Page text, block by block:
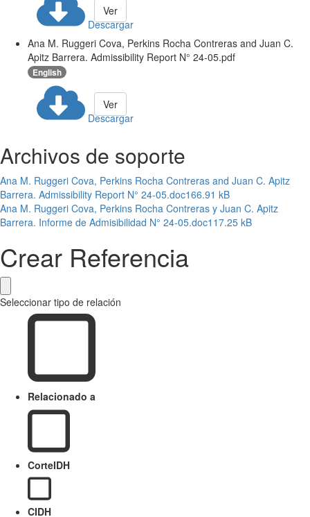
Descargar
Ver
Ana M. Ruggeri Cova, Perkins Rocha Contreras and Juan C.
Apitz Barrera. Admissibility Report N° 24-05.pdf
English
Descargar
Ver
Archivos de soporte
Ana M. Ruggeri Cova, Perkins Rocha Contreras and Juan C. Apitz
Barrera. Admissibility Report N° 24-05.doc166.91 kB
Ana M. Ruggeri Cova, Perkins Rocha Contreras y Juan C. Apitz
Barrera. Informe de Admisibilidad N° 24-05.doc117.25 kB
Crear Referencia
Seleccionar tipo de relación
Relacionado a
CorteIDH
CIDH